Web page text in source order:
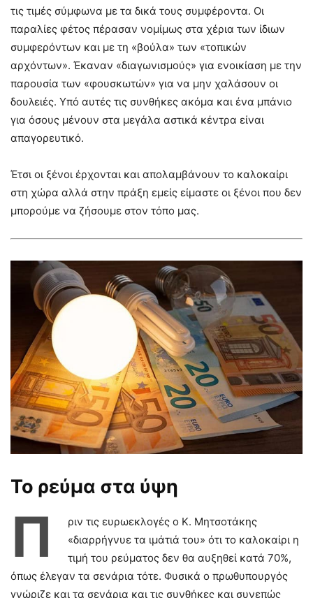
τις τιμές σύμφωνα με τα δικά τους συμφέροντα. Οι
παραλίες φέτος πέρασαν νομίμως στα χέρια των ίδιων
συμφερόντων και με τη «βούλα» των «τοπικών
αρχόντων». Έκαναν «διαγωνισμούς» για ενοικίαση με την
παρουσία των «φουσκωτών» για να μην χαλάσουν οι
δουλειές. Υπό αυτές τις συνθήκες ακόμα και ένα μπάνιο
για όσους μένουν στα μεγάλα αστικά κέντρα είναι
απαγορευτικό.
Έτσι οι ξένοι έρχονται και απολαμβάνουν το καλοκαίρι
στη χώρα αλλά στην πράξη εμείς είμαστε οι ξένοι που δεν
μπορούμε να ζήσουμε στον τόπο μας.
Το ρεύμα στα ύψη
Π
ριν τις ευρωεκλογές ο Κ. Μητσοτάκης
«διαρρήγνυε τα ιμάτιά του» ότι το καλοκαίρι η
τιμή του ρεύματος δεν θα αυξηθεί κατά 70%,
όπως έλεγαν τα σενάρια τότε. Φυσικά ο πρωθυπουργός
γνώριζε και τα σενάρια και τις συνθήκες και συνεπώς